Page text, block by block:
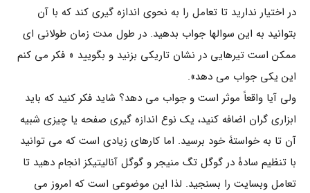
در اختیار ندارید تا تعامل را به نحوی اندازه گیری کند که با آن
بتوانید به این سوالها جواب بدهید. در طول مدت زمان طولانی ای
ممکن است تیرهایی در نشان تاریکی بزنید و بگویید « فکر می کنم
این یکی جواب می دهد».
ولی آیا واقعاً موثر است و جواب می دهد؟ شاید فکر کنید که باید
ابزاری گران اضافه کنید، یک نوع اندازه گیری صفحه یا چیزی شبیه
آن تا به خواستۀ خود برسید. اما کارهای زیادی است که می توانید
با تنظیم سادۀ در گوگل تگ منیجر و گوگل آنالیتیکز انجام دهید تا
تعامل وبسایت را بسنجید. لذا این موضوعی است که امروز می